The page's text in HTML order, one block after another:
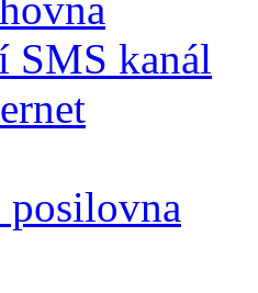
SMS kanál
posilovna